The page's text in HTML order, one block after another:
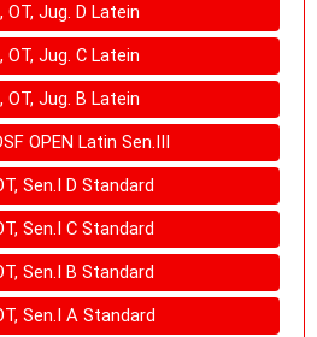
OT, Jug. D Latein
OT, Jug. C Latein
OT, Jug. B Latein
OPEN Latin Sen.III
Sen.I D Standard
Sen.I C Standard
Sen.I B Standard
Sen.I A Standard